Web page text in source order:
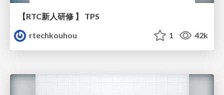
【RTC新人研修 】 TPS
rtechkouhou
1 42k